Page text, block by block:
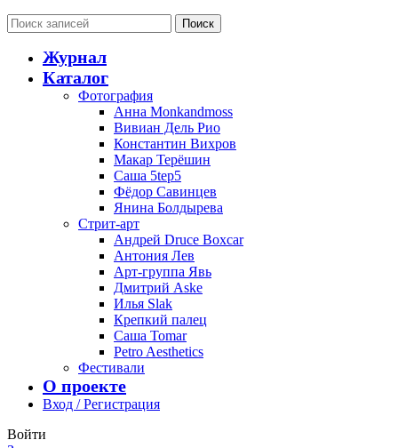
Поиск
Журнал
Каталог
Фотография
Анна Monkandmoss
Вивиан Дель Рио
Константин Вихров
Макар Терёшин
Саша 5tep5
Фёдор Савинцев
Янина Болдырева
Стрит-арт
Андрей Druce Boxcar
Антония Лев
Арт-группа Явь
Дмитрий Aske
Илья Slak
Крепкий палец
Саша Tomar
Petro Aesthetics
Фестивали
О проекте
Вход / Регистрация
Войти